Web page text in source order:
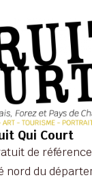
Qui Court
de
nord du